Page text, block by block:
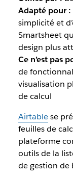
Adapté pour :
simplicité et
Smartsheet
design plus
Ce n’est pas
de
visualisation
de calcul
Airtablese
feuilles de
plateforme
outils de la
de gestion de